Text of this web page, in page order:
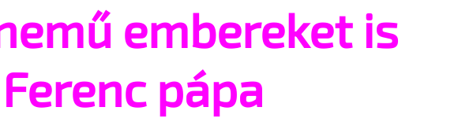
embereket is
pápa